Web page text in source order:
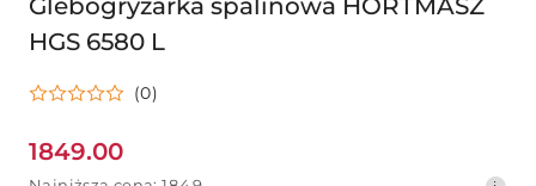
Glebogryzarka spalinowa HORTMASZ
HGS 6580 L
(0)
Cena
1849.00